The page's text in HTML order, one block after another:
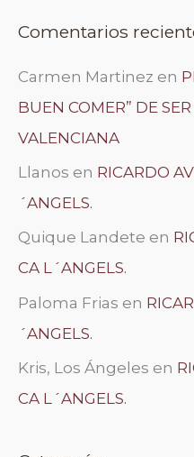
Comentarios
Carmen Martinez en
BUEN COMER” DE
VALENCIANA
Llanos en RICARDO
´ANGELS.
Quique Landete en
CA L´ANGELS.
Paloma Frias en
´ANGELS.
Kris, Los Ángeles en
CA L´ANGELS.